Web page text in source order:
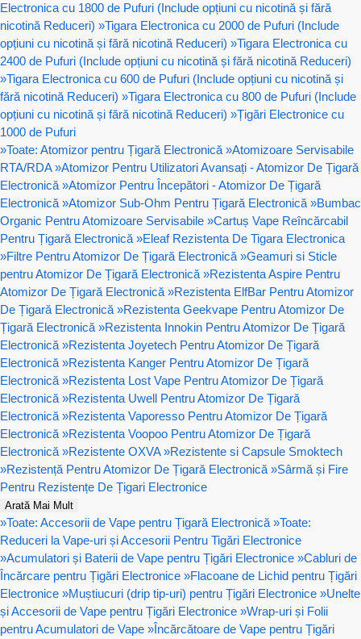
Electronica cu 1800 de Pufuri (Include opțiuni cu nicotină și fără
nicotină Reduceri) »Tigara Electronica cu 2000 de Pufuri (Include
opțiuni cu nicotină și fără nicotină Reduceri) »Tigara Electronica cu
2400 de Pufuri (Include opțiuni cu nicotină și fără nicotină Reduceri)
»Tigara Electronica cu 600 de Pufuri (Include opțiuni cu nicotină și
fără nicotină Reduceri) »Tigara Electronica cu 800 de Pufuri (Include
opțiuni cu nicotină și fără nicotină Reduceri) »Țigări Electronice cu
1000 de Pufuri
»Toate: Atomizor pentru Țigară Electronică »Atomizoare Servisabile
RTA/RDA »Atomizor Pentru Utilizatori Avansați - Atomizor De Țigară
Electronică »Atomizor Pentru Începători - Atomizor De Țigară
Electronică »Atomizor Sub-Ohm Pentru Țigară Electronică »Bumbac
Organic Pentru Atomizoare Servisabile »Cartuș Vape Reîncărcabil
Pentru Țigară Electronică »Eleaf Rezistenta De Tigara Electronica
»Filtre Pentru Atomizor De Țigară Electronică »Geamuri si Sticle
pentru Atomizor De Țigară Electronică »Rezistenta Aspire Pentru
Atomizor De Țigară Electronică »Rezistenta ElfBar Pentru Atomizor
De Țigară Electronică »Rezistenta Geekvape Pentru Atomizor De
Țigară Electronică »Rezistenta Innokin Pentru Atomizor De Țigară
Electronică »Rezistenta Joyetech Pentru Atomizor De Țigară
Electronică »Rezistenta Kanger Pentru Atomizor De Țigară
Electronică »Rezistenta Lost Vape Pentru Atomizor De Țigară
Electronică »Rezistenta Uwell Pentru Atomizor De Țigară
Electronică »Rezistenta Vaporesso Pentru Atomizor De Țigară
Electronică »Rezistenta Voopoo Pentru Atomizor De Țigară
Electronică »Rezistente OXVA »Rezistente si Capsule Smoktech
»Rezistență Pentru Atomizor De Țigară Electronică »Sârmă și Fire
Pentru Rezistențe De Țigari Electronice
Arată Mai Mult
»Toate: Accesorii de Vape pentru Țigară Electronică »Toate:
Reduceri la Vape-uri și Accesorii Pentru Tigări Electronice
»Acumulatori și Baterii de Vape pentru Țigări Electronice »Cabluri de
Încărcare pentru Țigări Electronice »Flacoane de Lichid pentru Țigări
Electronice »Muștiucuri (drip tip-uri) pentru Țigări Electronice »Unelte
și Accesorii de Vape pentru Țigări Electronice »Wrap-uri și Folii
pentru Acumulatori de Vape »Încărcătoare de Vape pentru Țigări